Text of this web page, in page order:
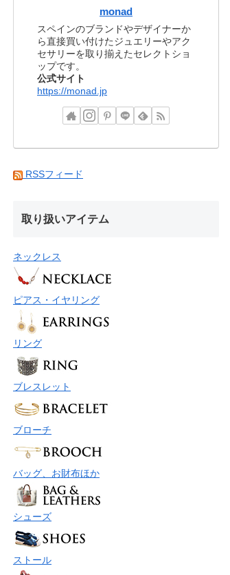
monad
スペインのブランドやデザイナーか
ら直接買い付けたジュエリーやアク
セサリーを取り揃えたセレクトショ
ップです。
公式サイト
https://monad.jp
RSSフィード
取り扱いアイテム
ネックレス
ピアス・イヤリング
リング
ブレスレット
ブローチ
バッグ、お財布ほか
シューズ
ストール